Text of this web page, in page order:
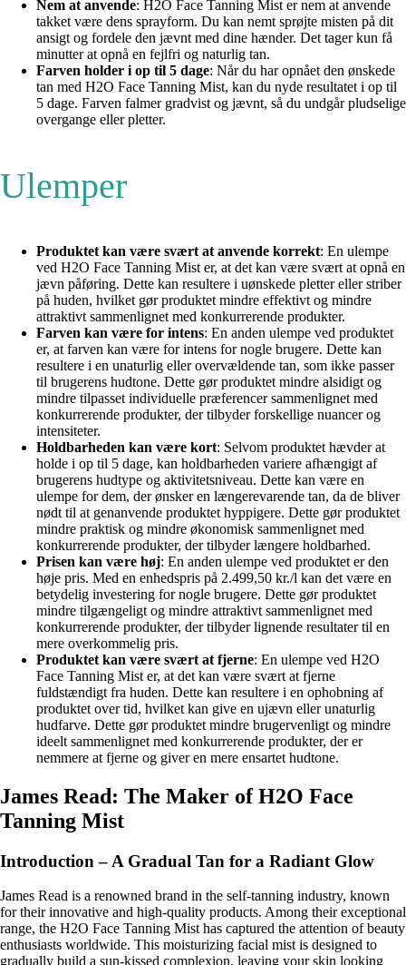
Nem at anvende: H2O Face Tanning Mist er nem at anvende
takket være dens sprayform. Du kan nemt sprøjte misten på dit
ansigt og fordele den jævnt med dine hænder. Det tager kun få
minutter at opnå en fejlfri og naturlig tan.
Farven holder i op til 5 dage: Når du har opnået den ønskede
tan med H2O Face Tanning Mist, kan du nyde resultatet i op til
5 dage. Farven falmer gradvist og jævnt, så du undgår pludselige
overgange eller pletter.
Ulemper
Produktet kan være svært at anvende korrekt: En ulempe
ved H2O Face Tanning Mist er, at det kan være svært at opnå en
jævn påføring. Dette kan resultere i uønskede pletter eller striber
på huden, hvilket gør produktet mindre effektivt og mindre
attraktivt sammenlignet med konkurrerende produkter.
Farven kan være for intens: En anden ulempe ved produktet
er, at farven kan være for intens for nogle brugere. Dette kan
resultere i en unaturlig eller overvældende tan, som ikke passer
til brugerens hudtone. Dette gør produktet mindre alsidigt og
mindre tilpasset individuelle præferencer sammenlignet med
konkurrerende produkter, der tilbyder forskellige nuancer og
intensiteter.
Holdbarheden kan være kort: Selvom produktet hævder at
holde i op til 5 dage, kan holdbarheden variere afhængigt af
brugerens hudtype og aktivitetsniveau. Dette kan være en
ulempe for dem, der ønsker en længerevarende tan, da de bliver
nødt til at genanvende produktet hyppigere. Dette gør produktet
mindre praktisk og mindre økonomisk sammenlignet med
konkurrerende produkter, der tilbyder længere holdbarhed.
Prisen kan være høj: En anden ulempe ved produktet er den
høje pris. Med en enhedspris på 2.499,50 kr./l kan det være en
betydelig investering for nogle brugere. Dette gør produktet
mindre tilgængeligt og mindre attraktivt sammenlignet med
konkurrerende produkter, der tilbyder lignende resultater til en
mere overkommelig pris.
Produktet kan være svært at fjerne: En ulempe ved H2O
Face Tanning Mist er, at det kan være svært at fjerne
fuldstændigt fra huden. Dette kan resultere i en ophobning af
produktet over tid, hvilket kan give en ujævn eller unaturlig
hudfarve. Dette gør produktet mindre brugervenligt og mindre
ideelt sammenlignet med konkurrerende produkter, der er
nemmere at fjerne og giver en mere ensartet hudtone.
James Read: The Maker of H2O Face
Tanning Mist
Introduction – A Gradual Tan for a Radiant Glow
James Read is a renowned brand in the self-tanning industry, known
for their innovative and high-quality products. Among their exceptional
range, the H2O Face Tanning Mist has captured the attention of beauty
enthusiasts worldwide. This moisturizing facial mist is designed to
gradually build a sun-kissed complexion, leaving your skin looking